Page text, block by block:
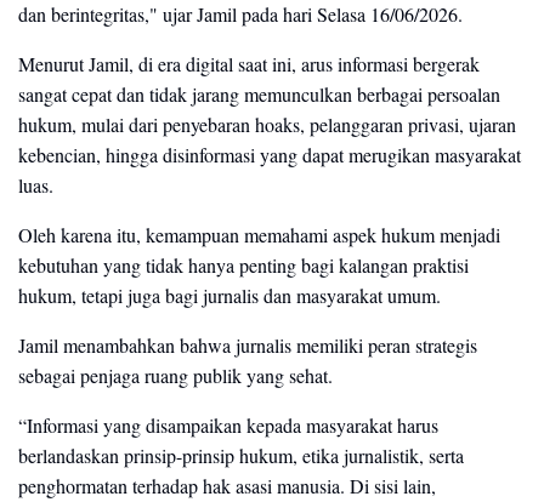
dan berintegritas," ujar Jamil pada hari Selasa 16/06/2026.
Menurut Jamil, di era digital saat ini, arus informasi bergerak
sangat cepat dan tidak jarang memunculkan berbagai persoalan
hukum, mulai dari penyebaran hoaks, pelanggaran privasi, ujaran
kebencian, hingga disinformasi yang dapat merugikan masyarakat
luas.
Oleh karena itu, kemampuan memahami aspek hukum menjadi
kebutuhan yang tidak hanya penting bagi kalangan praktisi
hukum, tetapi juga bagi jurnalis dan masyarakat umum.
Jamil menambahkan bahwa jurnalis memiliki peran strategis
sebagai penjaga ruang publik yang sehat.
“Informasi yang disampaikan kepada masyarakat harus
berlandaskan prinsip-prinsip hukum, etika jurnalistik, serta
penghormatan terhadap hak asasi manusia. Di sisi lain,